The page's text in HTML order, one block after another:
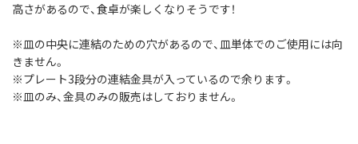
高さがあるので、食卓が楽しくなりそうです！
※皿の中央に連結のための穴があるので、皿単体でのご使用には向
きません。
※プレート3段分の連結金具が入っているので余ります。
※皿のみ、金具のみの販売はしておりません。